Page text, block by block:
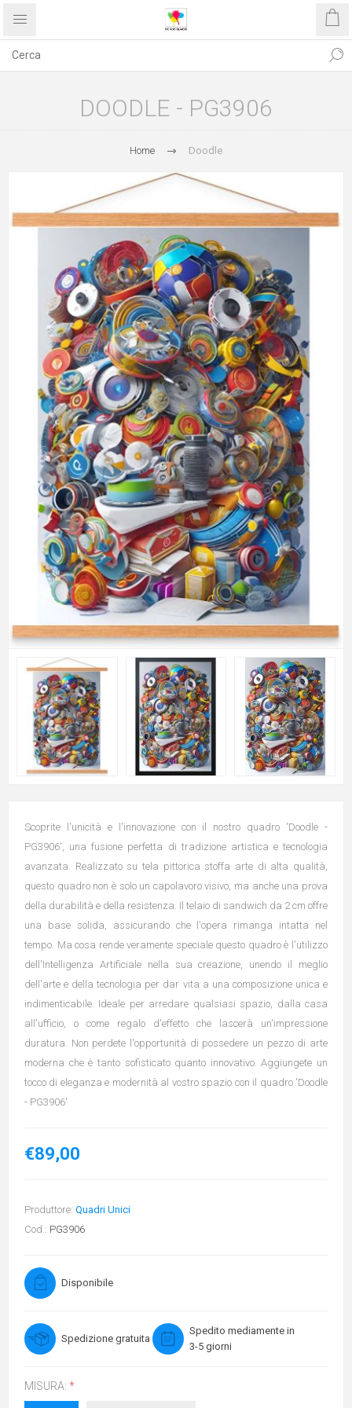
DOODLE - PG3906
Home Doodle
Scoprite l'unicità e l'innovazione con il nostro quadro 'Doodle -
PG3906', una fusione perfetta di tradizione artistica e tecnologia
avanzata. Realizzato su tela pittorica stoffa arte di alta qualità,
questo quadro non è solo un capolavoro visivo, ma anche una prova
della durabilità e della resistenza. Il telaio di sandwich da 2 cm offre
una base solida, assicurando che l'opera rimanga intatta nel
tempo. Ma cosa rende veramente speciale questo quadro è l'utilizzo
dell'Intelligenza Artificiale nella sua creazione, unendo il meglio
dell'arte e della tecnologia per dar vita a una composizione unica e
indimenticabile. Ideale per arredare qualsiasi spazio, dalla casa
all'ufficio, o come regalo d'effetto che lascerà un'impressione
duratura. Non perdete l'opportunità di possedere un pezzo di arte
moderna che è tanto sofisticato quanto innovativo. Aggiungete un
tocco di eleganza e modernità al vostro spazio con il quadro 'Doodle
- PG3906'
€89,00
Produttore: Quadri Unici
Cod.: PG3906
Disponibile
Spedizione gratuita
Spedito mediamente in
3-5 giorni
MISURA: *